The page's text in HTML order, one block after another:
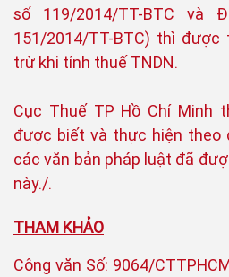
số 119/2014/TT-BTC và
151/2014/TT-BTC) thì
trừ khi tính thuế TNDN.
Cục Thuế TP Hồ Chí Minh
được biết và thực hiện theo
các văn bản pháp luật đã
này./.
THAM KHẢO
Công văn Số: 9064/